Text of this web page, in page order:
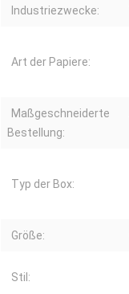
Industriezwecke:
Art der Papiere:
Maßgeschneiderte
Bestellung:
Typ der Box:
Größe:
Stil: